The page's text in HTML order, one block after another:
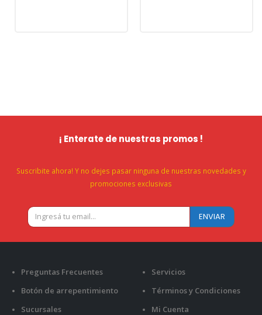
¡ Enterate de nuestras promos !
Suscribite ahora! Y no dejes pasar ninguna de nuestras novedades y
promociones exclusivas
Preguntas Frecuentes
Botón de arrepentimiento
Sucursales
Servicios
Términos y Condiciones
Mi Cuenta